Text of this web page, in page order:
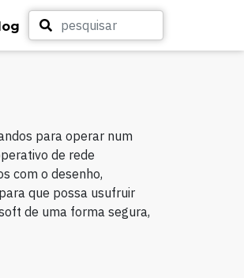
para operar num
de rede
com o desenho,
que possa usufruir
de uma forma segura,